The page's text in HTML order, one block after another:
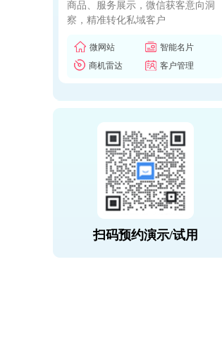
商品、服务展示，微信获客意向洞
察，精准转化私域客户
微网站
智能名片
商机雷达
客户管理
扫码预约演示/试用